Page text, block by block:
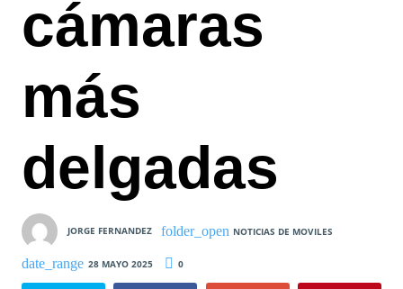
cámaras
más
delgadas
JORGE FERNANDEZ NOTICIAS DE MOVILES
28 MAYO 2025 0